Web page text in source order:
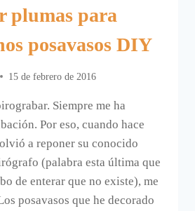
plumas para
posavasos DIY
15 de febrero de 2016
Siempre me ha
Por eso, cuando hace
a reponer su conocido
(palabra esta última que
de enterar que no existe), me
posavasos que he decorado